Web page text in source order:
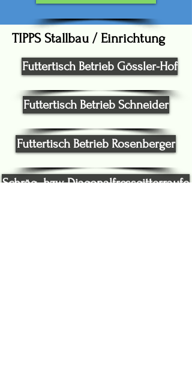
TIPPS Stallbau / Einrichtung
Futtertisch Betrieb Gössler-Hof
Futtertisch Betrieb Schneider
Futtertisch Betrieb Rosenberger
Schräg- bzw. Diagonalfressgitterraufe